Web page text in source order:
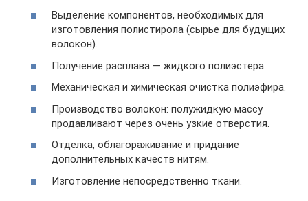
Выделение компонентов, необходимых для
изготовления полистирола (сырье для будущих
волокон).
Получение расплава — жидкого полиэстера.
Механическая и химическая очистка полиэфира.
Производство волокон: полужидкую массу
продавливают через очень узкие отверстия.
Отделка, облагораживание и придание
дополнительных качеств нитям.
Изготовление непосредственно ткани.